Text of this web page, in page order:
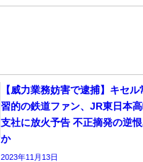
【威力業務妨害で逮捕】キセル
習的の鉄道ファン、JR東日本
支社に放火予告 不正摘発の逆
か
2023年11月13日